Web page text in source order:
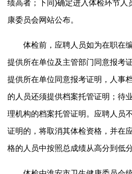
绩高者；下同)确定进入体检环节人
康委员会网站公布。
体检前，应聘人员如为在职在
提供所在单位及主管部门同意报考
提供所在单位同意报考证明，人事
的人员还须提供档案托管证明；待
理机构的档案托管证明。应聘人员
证明的，将取消其体检资格，并在
格的人员中按照总成绩从高分到低